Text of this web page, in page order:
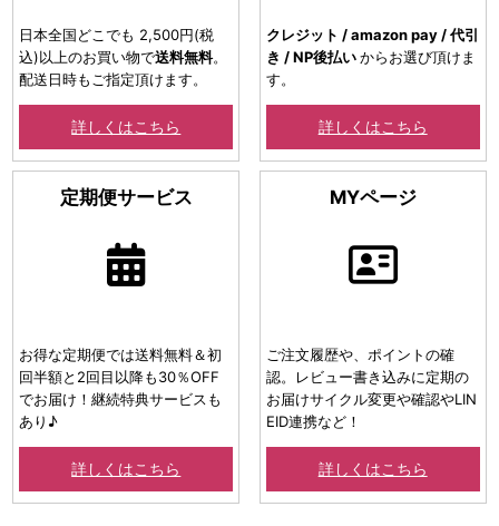
日本全国どこでも 2,500円(税
込)以上のお買い物で送料無料。
配送日時もご指定頂けます。
詳しくはこちら
クレジット / amazon pay / 代引
き / NP後払い からお選び頂けま
す。
詳しくはこちら
定期便サービス
お得な定期便では送料無料＆初
回半額と2回目以降も30％OFF
でお届け！継続特典サービスも
あり♪
詳しくはこちら
MYページ
ご注文履歴や、ポイントの確
認。レビュー書き込みに定期の
お届けサイクル変更や確認やLIN
EID連携など！
詳しくはこちら